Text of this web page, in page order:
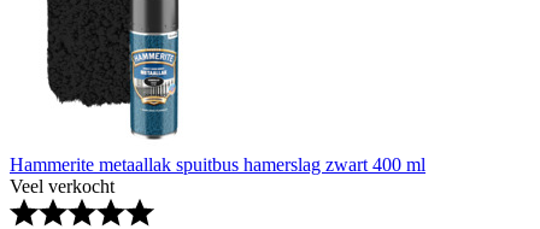
Hammerite metaallak spuitbus hamerslag zwart 400 ml
Veel verkocht